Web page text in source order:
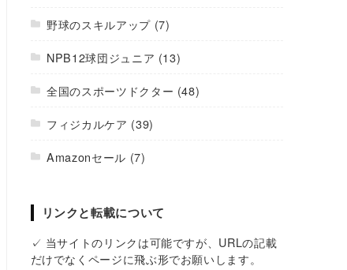
野球のスキルアップ(7)
NPB12球団ジュニア (13)
全国のスポーツドクター (48)
フィジカルケア (39)
Amazonセール (7)
リンクと転載について
✓ 当サイトのリンクは可能ですが、URLの記載
だけでなくページに飛ぶ形でお願いします。